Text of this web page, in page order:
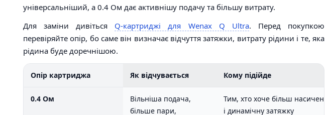
універсальніший, а 0.4 Ом дає активнішу подачу та більшу витрату.
Для заміни дивіться Q-картриджі для Wenax Q Ultra. Перед покупкою
перевіряйте опір, бо саме він визначає відчуття затяжки, витрату рідини і те, яка
рідина буде доречнішою.
Опір картриджа Як відчувається Кому підійде
0.4 Ом
Вільніша подача,
більше пари,
Тим, хто хоче більш насичену
і динамічну затяжку